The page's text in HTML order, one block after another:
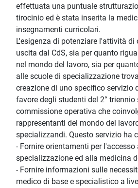
effettuata una puntuale
tirocinio ed è stata inserita la
insegnamenti curricolari.
L'esigenza di potenziare l'attività
uscita dal CdS, sia per quanto
nel mondo del lavoro, sia per
alle scuole di specializzazione
creazione di uno specifico servizio
favore degli studenti del 2°
commissione operativa che
rappresentanti del mondo del
specializzandi. Questo servizio ha
- Fornire orientamenti per l'accesso
specializzazione ed alla medicina
- Fornire informazioni sulle
medico di base e specialistico a